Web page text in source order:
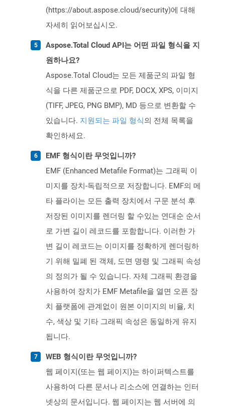
(https://about.aspose.cloud/security)에 대해
자세히 읽어보십시오.
Aspose.Total Cloud API는 어떤 파일 형식을 지
원하나요?
Aspose.Total Cloud는 모든 제품군의 파일 형
식을 다른 제품군으로 PDF, DOCX, XPS, 이미지
(TIFF, JPEG, PNG BMP), MD 등으로 변환할 수
있습니다. 지원되는 파일 형식의 전체 목록을
확인하세요.
EMF 형식이란 무엇입니까?
EMF (Enhanced Metafile Format)는 그래픽 이
미지를 장치-독립적으로 저장합니다. EMF의 메
타 플라이는 모든 출력 장치에서 구문 분석 후
저장된 이미지를 렌더링 할 수있는 연대순 순서
로 가변 길이 레코드를 포함합니다. 이러한 가
변 길이 레코드는 이미지를 정확하게 렌더링하
기 위해 밀폐 된 객체, 도면 명령 및 그래픽 속성
의 정의가 될 수 있습니다. 자체 그래픽 환경을
사용하여 장치가 EMF Metafile을 열면 오픈 장
치 플랫폼에 관계없이 원본 이미지의 비율, 치
수, 색상 및 기타 그래픽 속성은 동일하게 유지
됩니다.
WEB 형식이란 무엇입니까?
웹 페이지(또는 웹 페이지)는 하이퍼텍스트를
사용하여 다른 문서나 리소스에 연결하는 인터
넷상의 문서입니다. 웹 페이지는 웹 서버에 의